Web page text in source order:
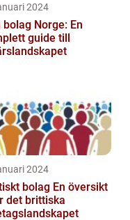
2024
bolag Norge: En
guide till
2024
bolag En översikt
det brittiska